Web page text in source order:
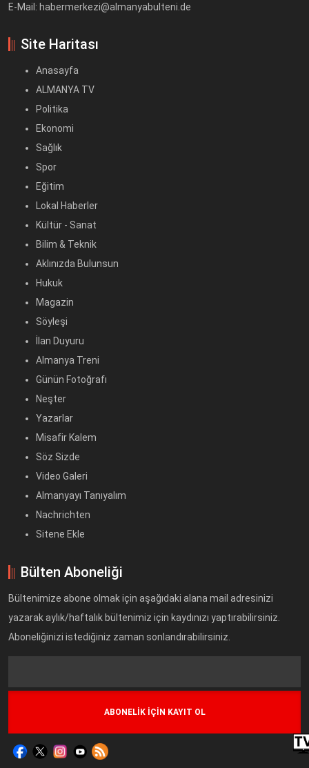
E-Mail: habermerkezi@almanyabulteni.de
Site Haritası
Anasayfa
ALMANYA TV
Politika
Ekonomi
Sağlık
Spor
Eğitim
Lokal Haberler
Kültür - Sanat
Bilim & Teknik
Aklınızda Bulunsun
Hukuk
Magazin
Söyleşi
İlan Duyuru
Almanya Treni
Günün Fotoğrafı
Neşter
Yazarlar
Misafir Kalem
Söz Sizde
Video Galeri
Almanyayı Tanıyalım
Nachrichten
Sitene Ekle
Bülten Aboneliği
Bültenimize abone olmak için aşağıdaki alana mail adresinizi
yazarak aylık/haftalık bültenimiz için kaydınızı yaptırabilirsiniz.
Aboneliğinizi istediğiniz zaman sonlandırabilirsiniz.